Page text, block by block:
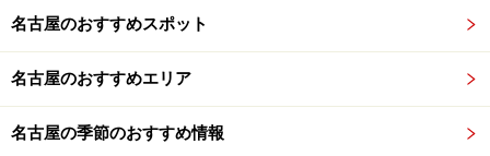
名古屋のおすすめスポット
名古屋のおすすめエリア
名古屋の季節のおすすめ情報